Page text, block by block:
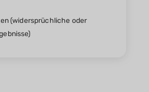
(widersprüchliche oder